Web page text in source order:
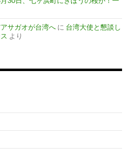
サガオが台湾へ に 台湾大使と懇談し
より